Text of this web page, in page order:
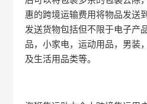
惠的跨境运输费用将物品发送
发送货物包括但不限于电子产
品，小家电，运动用品，男装
及生活用品类等。